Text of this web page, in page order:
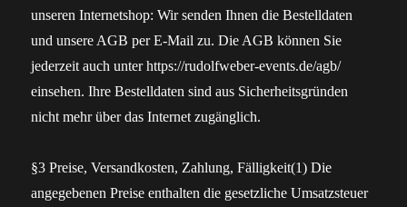
unseren Internetshop: Wir senden Ihnen die Bestelldaten
und unsere AGB per E-Mail zu. Die AGB können Sie
jederzeit auch unter https://rudolfweber-events.de/agb/
einsehen. Ihre Bestelldaten sind aus Sicherheitsgründen
nicht mehr über das Internet zugänglich.
§3 Preise, Versandkosten, Zahlung, Fälligkeit(1) Die
angegebenen Preise enthalten die gesetzliche Umsatzsteuer